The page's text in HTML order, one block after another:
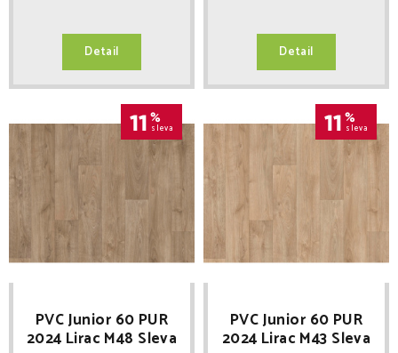
Detail Detail
11 %
sleva
PVC Junior 60 PUR
2024 Lirac M48 Sleva
11 %
sleva
PVC Junior 60 PUR
2024 Lirac M43 Sleva